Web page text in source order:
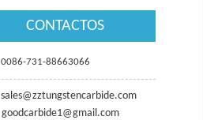
CONTACTOS
0086-731-88663066
sales@zztungstencarbide.com
goodcarbide1@gmail.com